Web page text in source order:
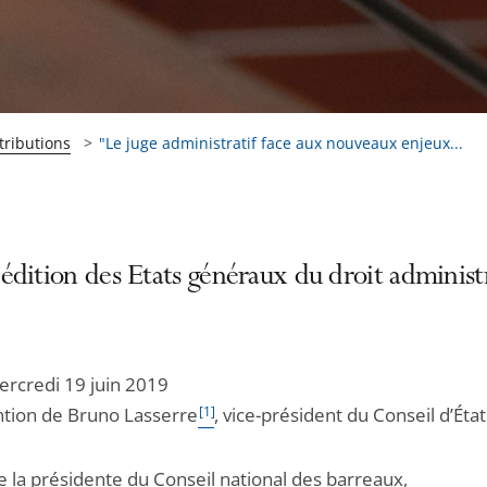
"Le juge administratif face aux nouveaux enjeux...
des Etats généraux du droit
19 juin 2019
de Bruno Lasserre[1], vice-président du Conseil d’État
la présidente du Conseil national des barreaux,